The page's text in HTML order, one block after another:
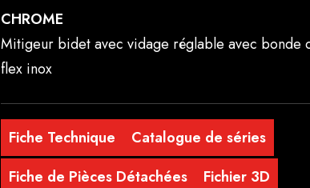
CHROME
Mitigeur bidet avec vidage réglable avec bonde
flex inox
Fiche Technique
Catalogue de séries
Fiche de Pièces Détachées
Fichier 3D